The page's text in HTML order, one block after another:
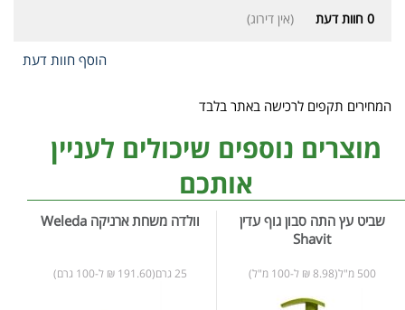
0 חוות דעת (אין דירוג)
הוסף חוות דעת
המחירים תקפים לרכישה באתר בלבד
מוצרים נוספים שיכולים לעניין
אותכם
שביט עץ התה סבון גוף עדין
Shavit
500 מ"ל(8.98 ₪ ל-100 מ"ל)
וולדה משחת ארניקה Weleda
25 גרם(191.60 ₪ ל-100 גרם)